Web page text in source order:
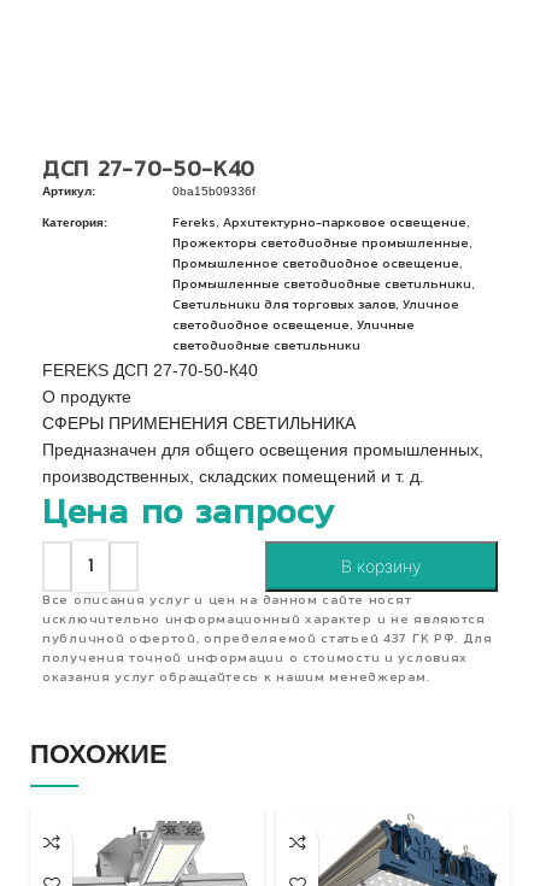
ДСП 27-70-50-К40
Артикул: 0ba15b09336f
Категория: Fereks Архитектурно-парковое освещение
Прожекторы светодиодные промышленные
Промышленное светодиодное освещение
Промышленные светодиодные светильники
Светильники для торговых залов Уличное
светодиодное освещение
Уличные
светодиодные светильники
FEREKS ДСП 27-70-50-К40
О продукте
СФЕРЫ ПРИМЕНЕНИЯ СВЕТИЛЬНИКА
Предназначен для общего освещения промышленных,
производственных, складских помещений и т. д.
Цена по запросу
В корзину
Все описания услуг и цен на данном сайте носят
исключительно информационный характер и не являются
публичной офертой, определяемой статьей 437 ГК РФ. Для
получения точной информации о стоимости и условиях
оказания услуг обращайтесь к нашим менеджерам.
ПОХОЖИЕ